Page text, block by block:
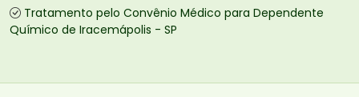
Tratamento pelo Convênio Médico para Dependente
Químico de Iracemápolis - SP